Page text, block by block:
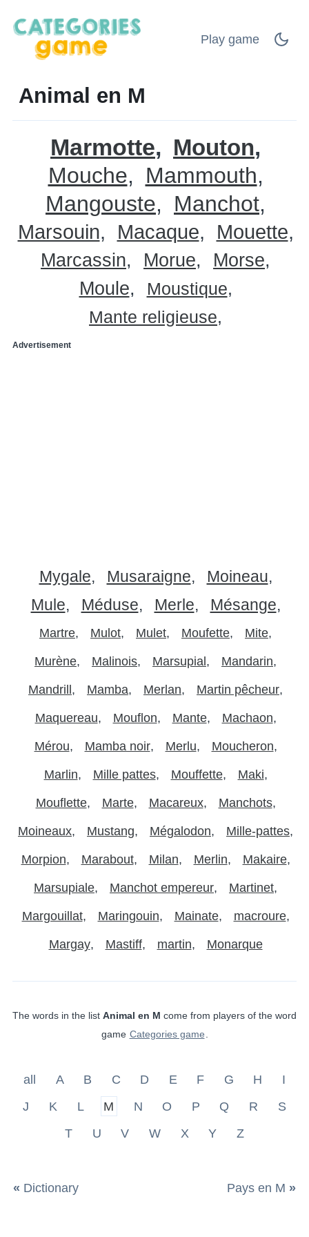
Play game
Animal en M
Marmotte Mouton
Mouche
Mammouth
Mangouste
Manchot
Marsouin Macaque Mouette
Marcassin Morue
Morse
Moule
Moustique
Mante religieuse
Advertisement
Mygale Musaraigne
Moineau
Mule
Méduse Merle Mésange
Martre Mulot Mulet Moufette Mite
Murène Malinois Marsupial Mandarin
Mandrill Mamba Merlan Martin pêcheur
Maquereau Mouflon Mante Machaon
Mérou Mamba noir Merlu Moucheron
Marlin Mille pattes Mouffette Maki
Mouflette Marte Macareux Manchots
Moineaux Mustang Mégalodon Mille-pattes
Morpion Marabout Milan Merlin Makaire
Marsupiale Manchot empereur Martinet
Margouillat Maringouin Mainate macroure
Margay Mastiff martin Monarque
The words in the list Animal en M come from players of the word
game Categories game
all A B C D E F G H
I
J
K L M N O P Q R
S
T
U V W X Y Z
« Dictionary Pays en M »